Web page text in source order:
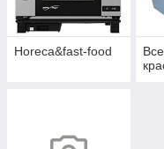
Horeca&fast-food